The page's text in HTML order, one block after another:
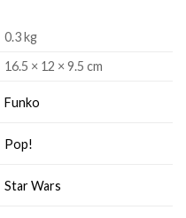
0.3 kg
16.5 × 12 × 9.5 cm
Funko
Pop!
Star Wars